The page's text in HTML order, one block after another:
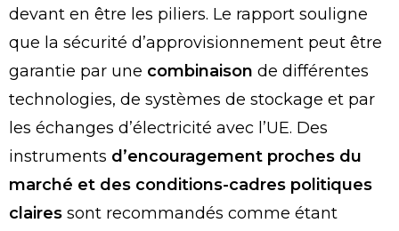
devant en être les piliers. Le rapport souligne
que la sécurité d’approvisionnement peut être
garantie par une combinaison de différentes
technologies, de systèmes de stockage et par
les échanges d’électricité avec l’UE. Des
instruments d’encouragement proches du
marché et des conditions-cadres politiques
claires sont recommandés comme étant